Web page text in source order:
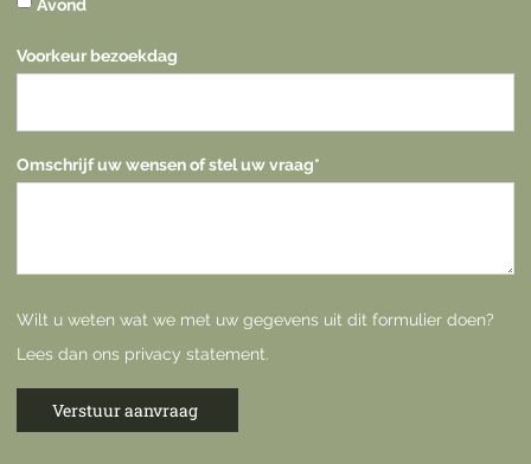
Avond
Voorkeur bezoekdag
Omschrijf uw wensen of stel uw vraag*
Wilt u weten wat we met uw gegevens uit dit formulier doen?
Lees dan ons privacy statement.
Verstuur aanvraag